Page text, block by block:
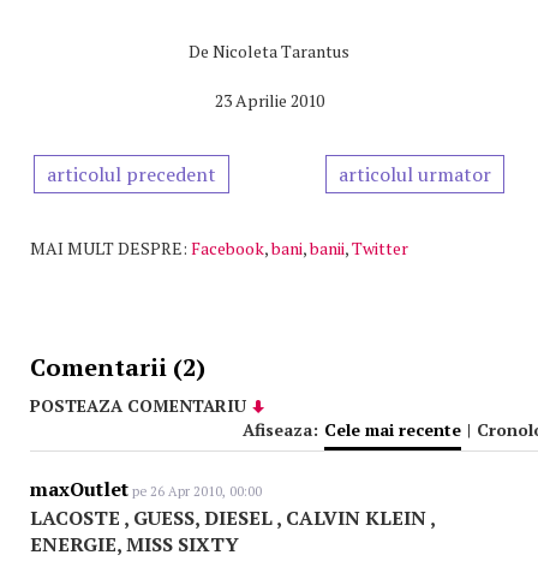
De Nicoleta Tarantus
23 Aprilie 2010
articolul precedent articolul urmator
MAI MULT DESPRE: Facebook,bani,banii,Twitter
Comentarii (2)
POSTEAZA COMENTARIU
Afiseaza: Cele mai recente |
maxOutlet pe 26 Apr 2010, 00:00
LACOSTE , GUESS, DIESEL , CALVIN KLEIN ,
ENERGIE, MISS SIXTY